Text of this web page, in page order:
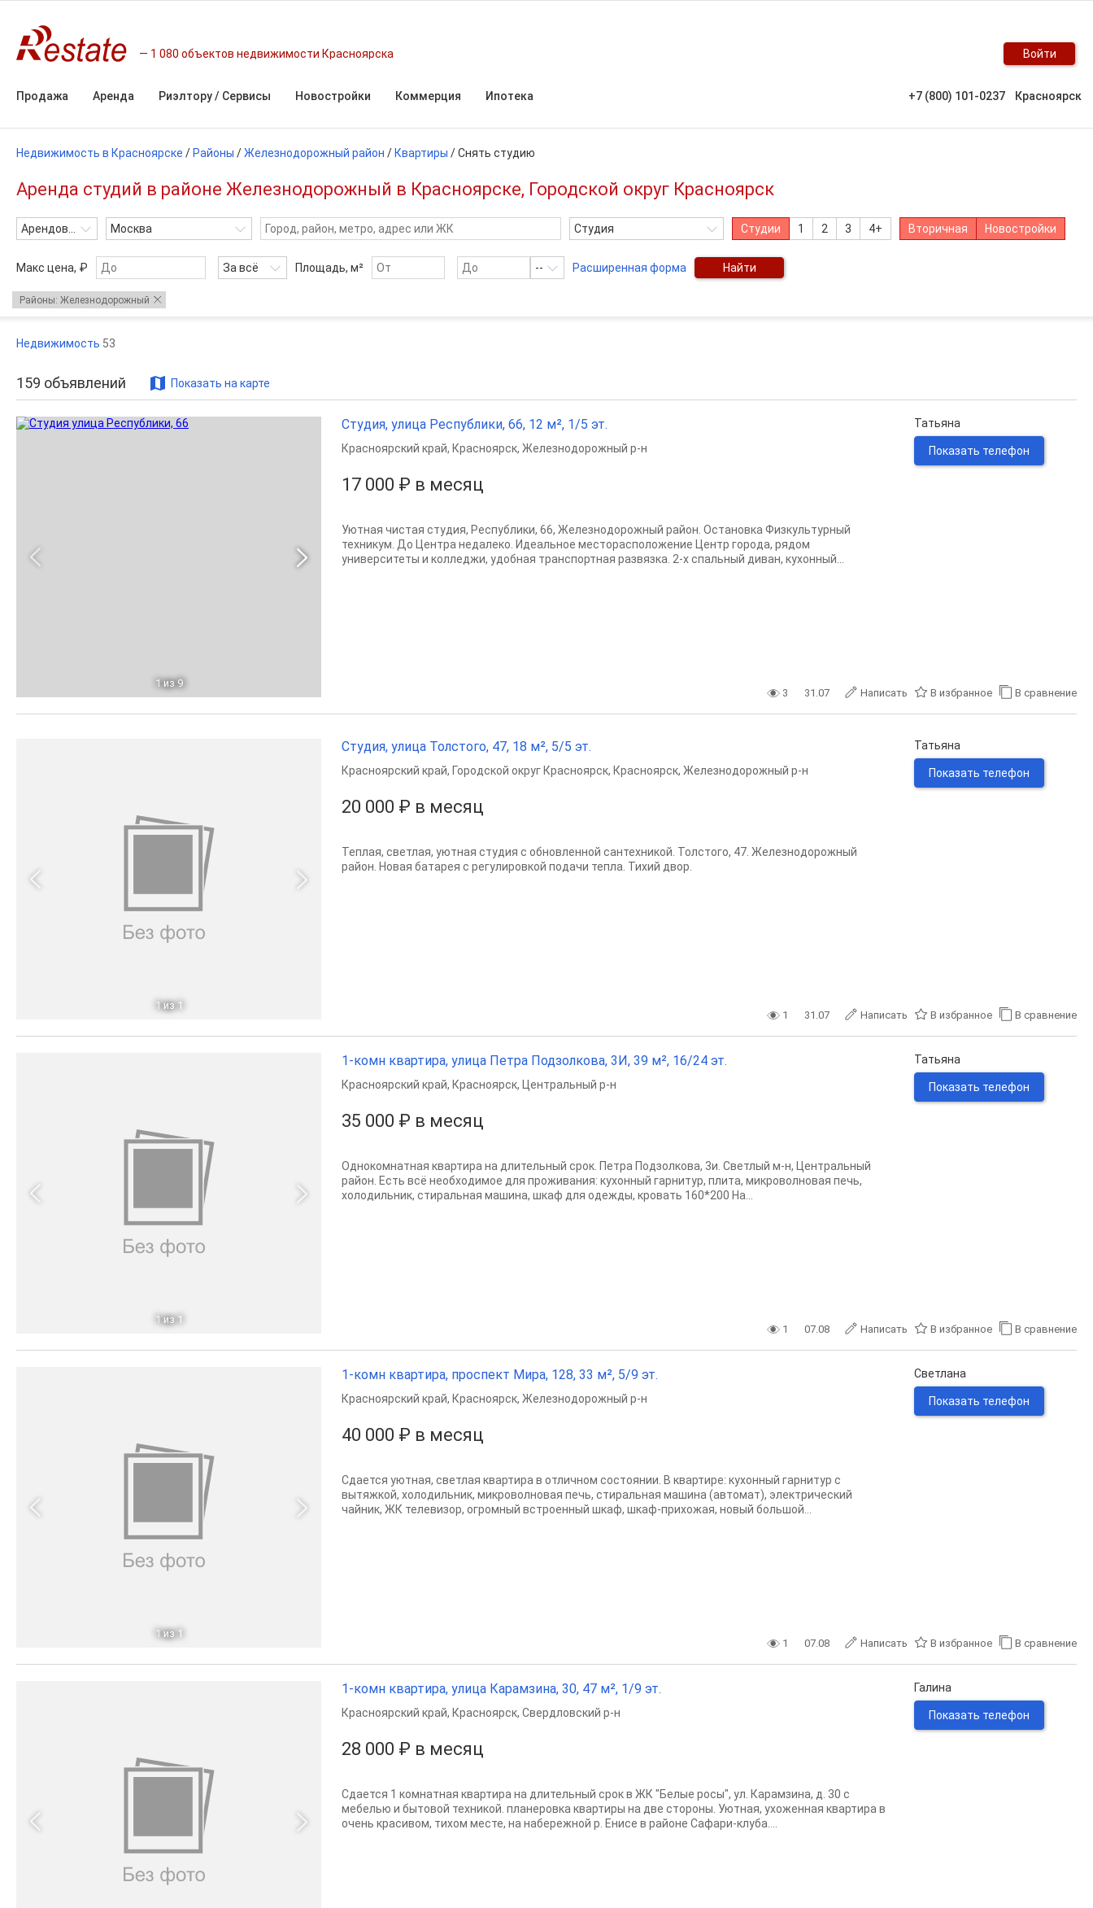
1 080 объектов недвижимости Красноярска Войти
Продажа Аренда Риэлтору / Сервисы Новостройки Коммерция Ипотека +7 (800) 101-0237 Красноярск
Недвижимость в Красноярске / Районы /Железнодорожный район / Квартиры /Снять студию
Аренда студий в районе Железнодорожный в Красноярске, Городской округ Красноярск
Арендовать Москва Студия Студии 1 2 3 4+ Вторичная Новостройки
Макс цена, ₽ За всё Площадь, м² -- Расширенная форма Найти
Районы: Железнодорожный
Недвижимость 53
159 объявлений Показать на карте
1 из 9
Студия, улица Республики, 66, 12 м², 1/5 эт.
17 000 ₽ в месяц
Красноярский край, Красноярск, Железнодорожный р-н
Уютная чистая студия, Республики, 66, Железнодорожный район. Остановка Физкультурный
техникум. До Центра недалеко. Идеальное месторасположение Центр города, рядом
университеты и колледжи, удобная транспортная развязка. 2-х спальный диван, кухонный...
Татьяна
Показать телефон
3 31.07 Написать В избранное В сравнение
1 из 1
Студия, улица Толстого, 47, 18 м², 5/5 эт.
20 000 ₽ в месяц
Красноярский край, Городской округ Красноярск, Красноярск, Железнодорожный р-н
Теплая, светлая, уютная студия с обновленной сантехникой. Толстого, 47. ​Железнодорожный
район. Новая батарея с регулировкой подачи тепла. Тихий двор.
Татьяна
Показать телефон
1 31.07 Написать В избранное В сравнение
1 из 1
1-комн квартира, улица Петра Подзолкова, 3И, 39 м², 16/24 эт.
35 000 ₽ в месяц
Красноярский край, Красноярск, Центральный р-н
Однокомнатная квартира на длительный срок. Петра Подзолкова, 3и. ​Светлый м-н, Центральный
район. Есть всё необходимое для проживания: кухонный гарнитур, плита, микроволновая печь,
холодильник, стиральная машина, шкаф для одежды, кровать 160*200 На...
Татьяна
Показать телефон
1 07.08 Написать В избранное В сравнение
1 из 1
1-комн квартира, проспект Мира, 128, 33 м², 5/9 эт.
40 000 ₽ в месяц
Красноярский край, Красноярск, Железнодорожный р-н
Сдается уютная, светлая квартира в отличном состоянии. В квартире: кухонный гарнитур с
вытяжкой, холодильник, микроволновая печь, стиральная машина (автомат), электрический
чайник, ЖК телевизор, огромный встроенный шкаф, шкаф-прихожая, новый большой...
Светлана
Показать телефон
1 07.08 Написать В избранное В сравнение
1-комн квартира, улица Карамзина, 30, 47 м², 1/9 эт.
28 000 ₽ в месяц
Красноярский край, Красноярск, Свердловский р-н
Сдается 1 комнатная квартира на длительный срок в ЖК "Белые росы", ул. Карамзина, д. 30 с
мебелью и бытовой техникой. планеровка квартиры на две стороны. Уютная, ухоженная квартира в
очень красивом, тихом месте, на набережной р. Енисе в районе Сафари-клуба....
Галина
Показать телефон